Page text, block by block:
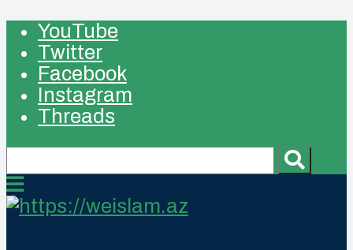
YouTube
Twitter
Facebook
Instagram
Threads